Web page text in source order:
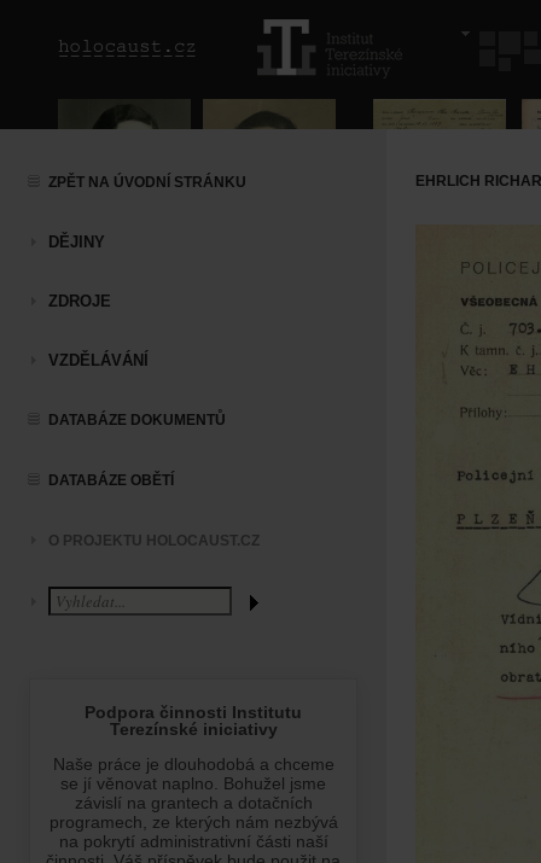
ZPĚT NA ÚVODNÍ STRÁNKU
DĚJINY
ZDROJE
VZDĚLÁVÁNÍ
DATABÁZE DOKUMENTŮ
DATABÁZE OBĚTÍ
O PROJEKTU HOLOCAUST.CZ
EHRLICH